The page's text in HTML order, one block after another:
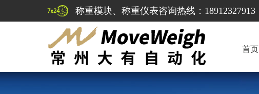
称重模块、称重仪表咨询热线：18912327913
首页